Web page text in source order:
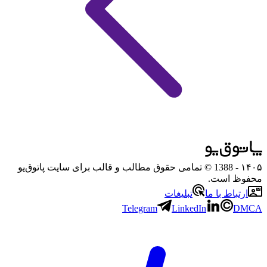
۱۴۰۵
- 1388 © تمامی حقوق مطالب و قالب برای سایت پاتوق‌یو
محفوظ است.
ارتباط با ما
تبلیغات
Telegram
LinkedIn DMCA